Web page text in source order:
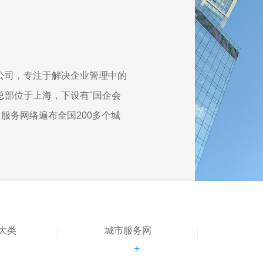
，专注于解决企业管理中的
部位于上海，下设有"国企会
务网络遍布全国200多个城
类 城市服务网
+